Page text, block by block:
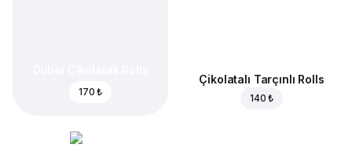
170 ₺
Çikolatalı Tarçınlı Rolls
140 ₺